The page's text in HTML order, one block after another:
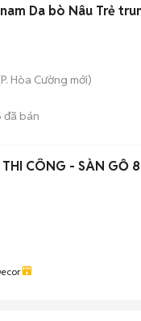
Da bò Nâu Trẻ
P. Hòa Cường mới)
đã bán
CÔNG - SÀN GỖ